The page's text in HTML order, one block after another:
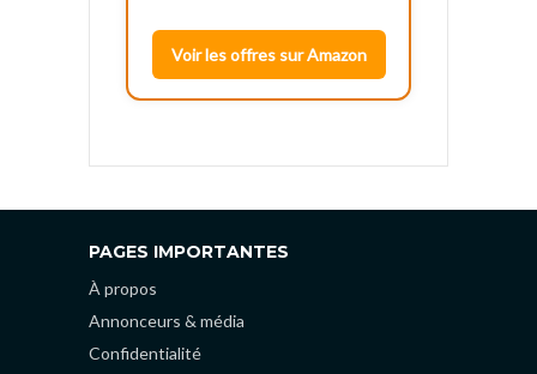
Voir les offres sur Amazon
PAGES IMPORTANTES
À propos
Annonceurs & média
Confidentialité